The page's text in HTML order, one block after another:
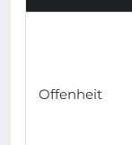
Offenheit